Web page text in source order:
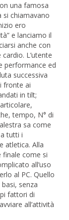
una famosa
si chiamavano
ero
e lanciamo il
anche con
L’utente
performance ed
successiva
fronte ai
in tilt;
tempo, N° di
sa come
tutti i
atletica. Alla
finale come si
all’uso
al PC. Quello
senza
fattori di
all’attività